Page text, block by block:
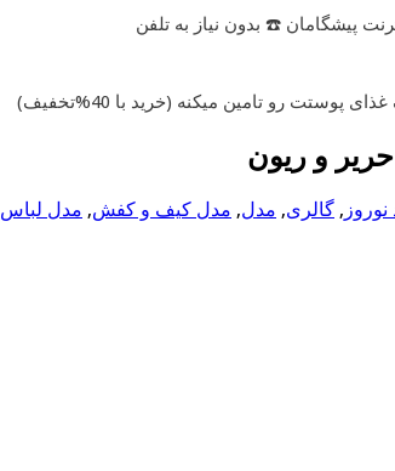
پوستت رو تامین میکنه (خرید با 40%تخفیف)
و ریون
نوروز , گالری, مدل, مدل کیف و کفش, مدل لباس